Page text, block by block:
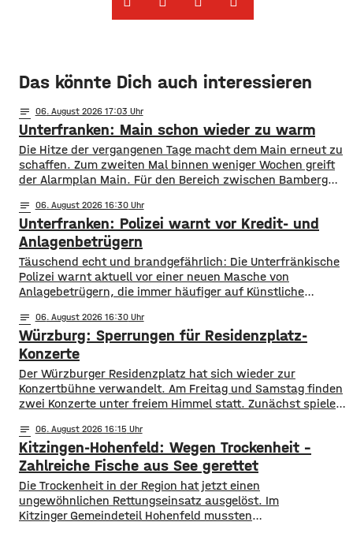
Das könnte Dich auch interessieren
notes 06. August 2026 17:03
Unterfranken: Main schon wieder zu warm
Die Hitze der vergangenen Tage macht dem Main erneut zu
schaffen. Zum zweiten Mal binnen weniger Wochen greift
der Alarmplan Main. Für den Bereich zwischen Bamberg
mainabwärts die zweite von drei Warnstufen. Zwar gibt es
aktuell mit dem Sauerstoffgehalt im Wasser noch keine
Probleme, allerdings ist die Wassertemperatur
notes 06. August 2026 16:30
Unterfranken: Polizei warnt vor Kredit- und
Anlagenbetrügern
​​Täuschend echt und brandgefährlich: Die Unterfränkische
Polizei warnt aktuell vor einer neuen Masche von
Anlagebetrügern, die immer häufiger auf Künstliche
Menschen aus der Region um ihr Erspartes gebracht. ​Laut
Polizei erstellen die Täter mithilfe von KI täuschen echte
Werbevideos oder fälschen Empfehlungen von prominenten
Persönlichkeiten. Ihr Ziel: echte
notes 06. August 2026 16:30
Würzburg: Sperrungen für Residenzplatz-
Konzerte
Der Würzburger Residenzplatz hat sich wieder zur
Konzertbühne verwandelt. Am Freitag und Samstag finden
zwei Konzerte unter freiem Himmel statt. Zunächst spielen
Samstag ist dann das Konzert des Duos Fast Boy. Das
Konzert von Roy Bianco und den Abbrunzati Boys ist
ausverkauft, rund 16.000 Menschen werden
notes 06. August 2026 16:15
Kitzingen-Hohenfeld: Wegen Trockenheit –
Zahlreiche Fische aus See gerettet
​​Die Trockenheit in der Region hat jetzt einen
ungewöhnlichen Rettungseinsatz ausgelöst. Im
Kitzinger Gemeindeteil Hohenfeld mussten